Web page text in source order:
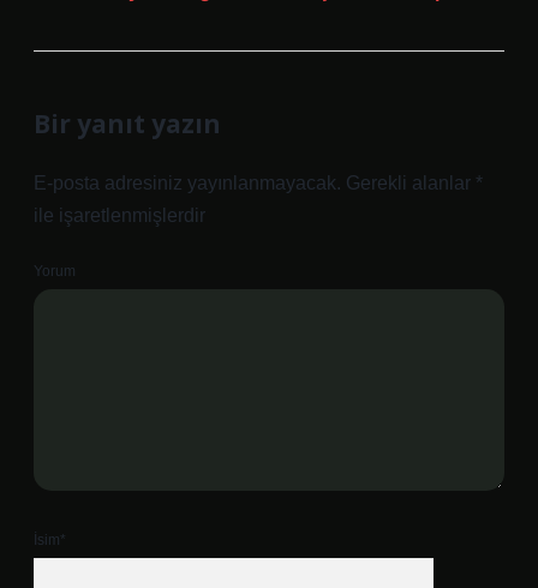
Bir yanıt yazın
E-posta adresiniz yayınlanmayacak. Gerekli alanlar *
ile işaretlenmişlerdir
Yorum
İsim*